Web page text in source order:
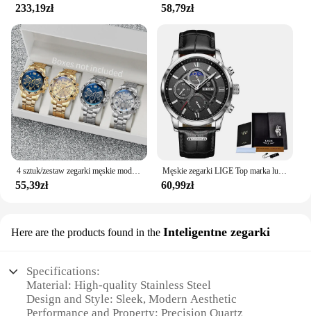
233,19zł 58,79zł
4 sztuk/zestaw zegarki męskie moda arabska tarcza stalowy pasek zestaw zegarków kwarcowych (bez pudełka)
55,39zł
Męskie zegarki LIGE Top marka luksusowe nowe mody skórzany zegarek kwarcowy na co dzień mężczyzna Sport wodoodporny zegarek zegarowy Montre Homme + pudełko
60,99zł
Here are the products found in the Inteligentne zegarki
Specifications:
Material: High-quality Stainless Steel
Design and Style: Sleek, Modern Aesthetic
Performance and Property: Precision Quartz